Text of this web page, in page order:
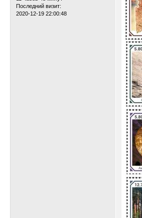
Последний визит:
2020-12-19 22:00:48